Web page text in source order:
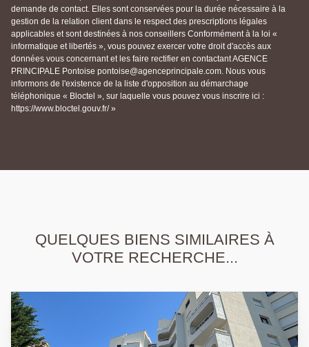
demande de contact. Elles sont conservées pour la durée nécessaire à la
gestion de la relation client dans le respect des prescriptions légales
applicables et sont destinées à nos conseillers Conformément à la loi «
informatique et libertés », vous pouvez exercer votre droit d'accès aux
données vous concernant et les faire rectifier en contactant AGENCE
PRINCIPALE Pontoise pontoise@agenceprincipale.com. Nous vous
informons de l'existence de la liste d'opposition au démarchage
téléphonique « Bloctel », sur laquelle vous pouvez vous inscrire ici :
https://www.bloctel.gouv.fr/ »
QUELQUES BIENS SIMILAIRES À
VOTRE RECHERCHE...